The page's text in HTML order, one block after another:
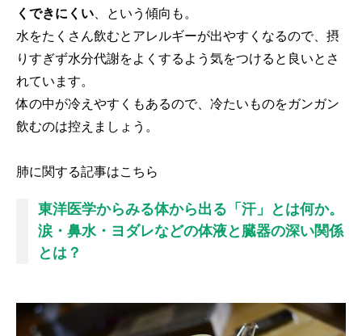
くできにくい 、という傾向も。
水をたくさん飲むとアレルギーが出やすくなるので、摂
りすぎず水分代謝をよくするよう気をつけると良いとさ
れています。
体の中が冷えやすくもあるので、冷たいものをガンガン
飲むのは控えましょう。
肺に関する記事はこちら
東洋医学からみる体から出る「汗」とは何か。
涙・鼻水・ヨダレなどの体液と臓器の深い関係
とは？